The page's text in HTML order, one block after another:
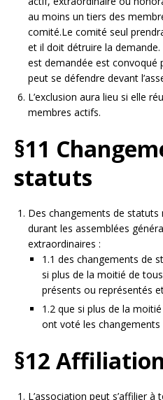
au moins un tiers des
comité.Le comité seul
et il doit détruire la
est demandée est
peut se défendre devant
L’exclusion aura lieu si elle
membres actifs.
§11
statuts
Des changements de statuts
durant les assemblées
extraordinaires :
1.1 des changements de
si plus de la moitié de
présents ou représentés
1.2 que si plus de la
ont voté les changements
§12 Affiliation
L’association peut s’affilier